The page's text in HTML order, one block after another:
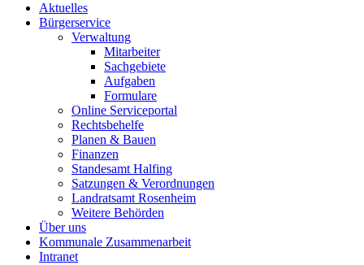
Aktuelles
Bürgerservice
Verwaltung
Mitarbeiter
Sachgebiete
Aufgaben
Formulare
Online Serviceportal
Rechtsbehelfe
Planen & Bauen
Finanzen
Standesamt Halfing
Satzungen & Verordnungen
Landratsamt Rosenheim
Weitere Behörden
Über uns
Kommunale Zusammenarbeit
Intranet